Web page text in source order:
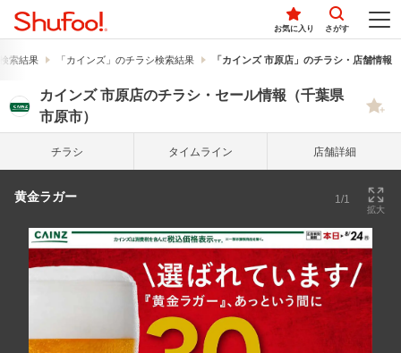
お気に入り さがす
索結果 「カインズ」のチラシ検索結果 「カインズ 市原店」のチラシ・店舗情報
カインズ 市原店のチラシ・セール情報（千葉県
市原市）
チラシ タイム ライン 店舗詳細
黄金ラガー 1/1
拡大